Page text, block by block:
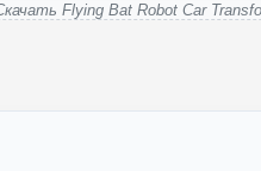
Flying Bat Robot Car